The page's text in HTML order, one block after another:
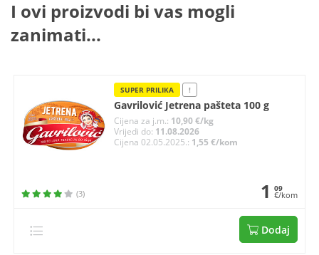
I ovi proizvodi bi vas mogli
zanimati...
SUPER PRILIKA !
Gavrilović Jetrena pašteta 100 g
Cijena za j.m.: 10,90 €/kg
Vrijedi do: 11.08.2026
Cijena 02.05.2025.: 1,55 €/kom
(3) 1 09
€/kom
Dodaj